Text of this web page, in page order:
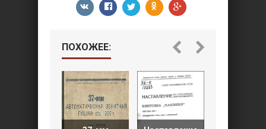
ПОХОЖЕЕ: